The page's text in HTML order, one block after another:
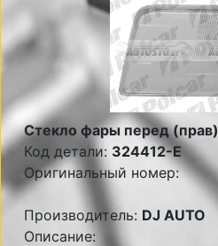
Стекло фары перед (прав)
Код детали: 324412-E
Оригинальный номер:
Производитель: DJ AUTO
Описание: